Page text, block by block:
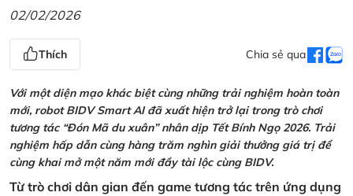
02/02/2026
Thích Chia sẻ qua
Với một diện mạo khác biệt cùng những trải nghiệm hoàn toàn
mới, robot BIDV Smart AI đã xuất hiện trở lại trong trò chơi
tương tác “Đón Mã du xuân” nhân dịp Tết Bính Ngọ 2026. Trải
nghiệm hấp dẫn cùng hàng trăm nghìn giải thưởng giá trị để
cùng khai mở một năm mới đầy tài lộc cùng BIDV.
Từ trò chơi dân gian đến game tương tác trên ứng dụng